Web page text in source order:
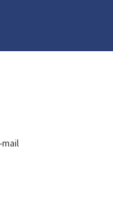
mail